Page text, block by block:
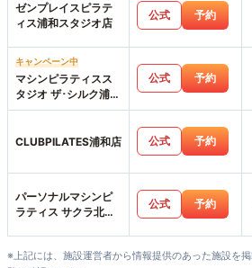
ゼンプレイスピラテ
ィス浦和スタジオ店
公式 予約
キャンペーン中
マシンピラティスス
タジオ ザ･シルク浦和
店
公式 予約
CLUBPILATES浦和店 公式 予約
パーソナルマシンピ
ラティス サクラ北浦
公式 予約
※上記には、施設運営者から情報提供のあった施設を